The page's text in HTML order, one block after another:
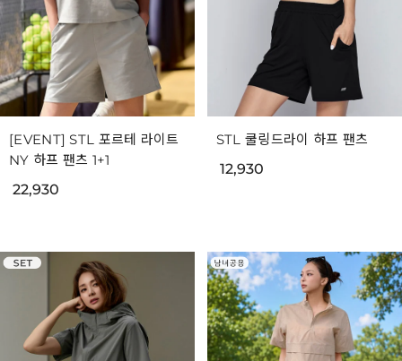
[EVENT] STL 포르테 라이트
NY 하프 팬츠 1+1
22,930
STL 쿨링드라이 하프 팬츠
12,930